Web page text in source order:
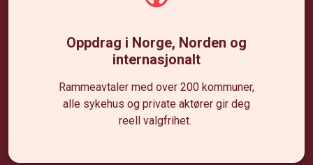
Oppdrag i Norge, Norden og
internasjonalt
Rammeavtaler med over 200 kommuner,
alle sykehus og private aktører gir deg
reell valgfrihet.